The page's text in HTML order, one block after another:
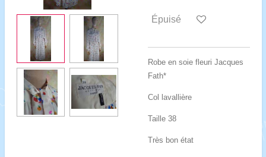
Épuisé
Robe en soie fleuri Jacques
Fath*
Col lavallière
Taille 38
Très bon état